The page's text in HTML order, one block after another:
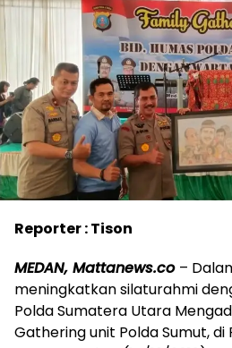
Reporter : Tison
MEDAN, Mattanews.co –
meningkatkan silaturahmi
Polda Sumatera Utara
Gathering unit Polda Sumut, di